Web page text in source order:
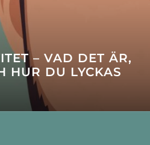
– VAD DET ÄR,
HUR DU LYCKAS